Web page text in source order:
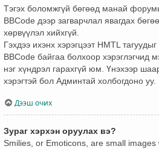
Тэгэх боломжгүй бөгөөд манай
BBCode дээр загварчлал явагдах
хөрвүүлэл хийхгүй.
Гэхдээ ихэнх хэрэгцээт HMTL
BBCode байгаа болхоор хэрэглэгчид
нэг хүндрэл гарахгүй юм. Үнэхээр
хэрэгтэй бол Админтай холбогдоно уу.
Дээш очих
Зураг хэрхэн оруулах вэ?
Smilies, or Emoticons, are small